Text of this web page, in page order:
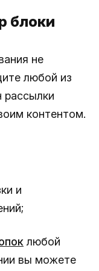
блоки
не
любой из
рассылки
контентом.
и
любой
вы можете